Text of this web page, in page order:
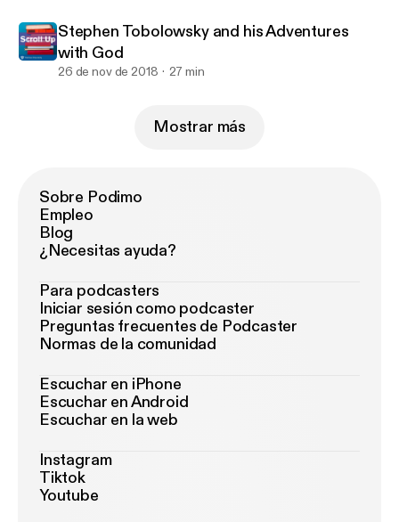
Stephen Tobolowsky and his Adventures
with God
26 de nov de 2018 27 min
Mostrar más
Sobre Podimo
Empleo
Blog
¿Necesitas ayuda?
Para podcasters
Iniciar sesión como podcaster
Preguntas frecuentes de Podcaster
Normas de la comunidad
Escuchar en iPhone
Escuchar en Android
Escuchar en la web
Instagram
Tiktok
Youtube